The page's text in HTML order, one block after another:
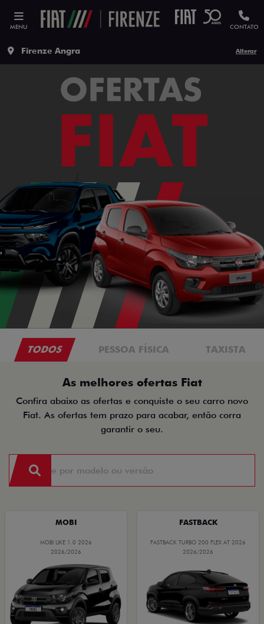
MENU CONTATO
Firenze Angra Alterar
TODOS PESSOA FÍSICA TAXISTA
As melhores ofertas Fiat
Confira abaixo as ofertas e conquiste o seu carro novo
Fiat. As ofertas tem prazo para acabar, então corra
garantir o seu.
MOBI
MOBI LIKE 1.0 2026
2026/2026
FASTBACK
FASTBACK TURBO 200 FLEX AT 2026
2026/2026